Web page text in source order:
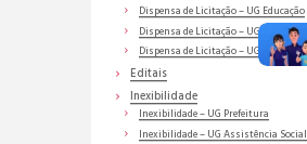
Dispensa de Licitação – UG Educação
Dispensa de Licitação – UG Prefeitura
Dispensa de Licitação – UG Saúde
Editais
Inexibilidade
Inexibilidade – UG Prefeitura
Inexibilidade – UG Assistência Social